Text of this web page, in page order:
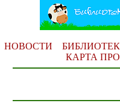
НОВОСТИ
КАРТА